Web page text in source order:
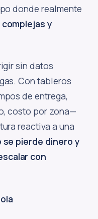
donde realmente
y
sin datos
Con tableros
de entrega,
costo por zona—
reactiva a una
pierde dinero y
con